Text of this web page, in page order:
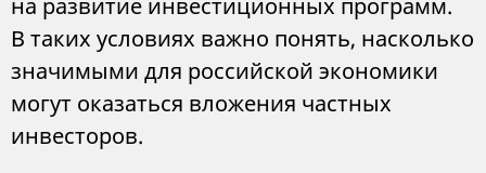
В таких условиях важно понять, насколько
значимыми для российской экономики
могут оказаться вложения частных
инвесторов.